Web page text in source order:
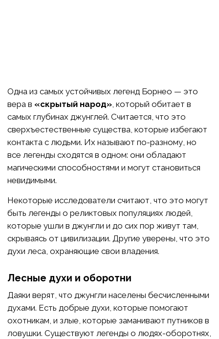
Одна из самых устойчивых легенд Борнео — это
вера в «скрытый народ», который обитает в
самых глубинах джунглей. Считается, что это
сверхъестественные существа, которые избегают
контакта с людьми. Их называют по-разному, но
все легенды сходятся в одном: они обладают
магическими способностями и могут становиться
невидимыми.
Некоторые исследователи считают, что это могут
быть легенды о реликтовых популяциях людей,
которые ушли в джунгли и до сих пор живут там,
скрываясь от цивилизации. Другие уверены, что это
духи леса, охраняющие свои владения.
Лесные духи и оборотни
Даяки верят, что джунгли населены бесчисленными
духами. Есть добрые духи, которые помогают
охотникам, и злые, которые заманивают путников в
ловушки. Существуют легенды о людях-оборотнях,